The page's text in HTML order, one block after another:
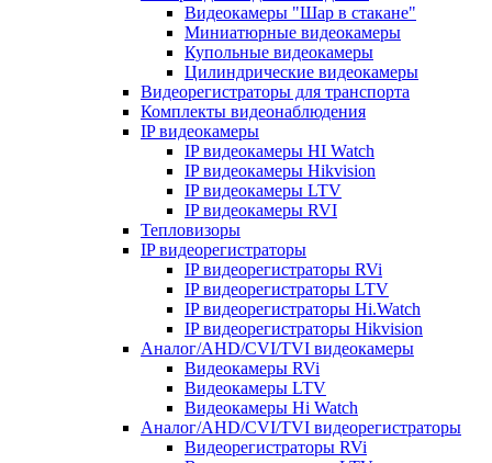
Видеокамеры "Шар в стакане"
Миниатюрные видеокамеры
Купольные видеокамеры
Цилиндрические видеокамеры
Видеорегистраторы для транспорта
Комплекты видеонаблюдения
IP видеокамеры
IP видеокамеры HI Watch
IP видеокамеры Hikvision
IP видеокамеры LTV
IP видеокамеры RVI
Тепловизоры
IP видеорегистраторы
IP видеорегистраторы RVi
IP видеорегистраторы LTV
IP видеорегистраторы Hi.Watch
IP видеорегистраторы Hikvision
Аналог/AHD/CVI/TVI видеокамеры
Видеокамеры RVi
Видеокамеры LTV
Видеокамеры Hi Watch
Аналог/AHD/CVI/TVI видеорегистраторы
Видеорегистраторы RVi